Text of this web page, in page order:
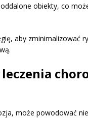
obiekty, co
aby zminimalizować
może powodować